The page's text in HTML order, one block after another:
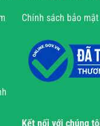
Chính sách bảo mật
Kết nối với chúng